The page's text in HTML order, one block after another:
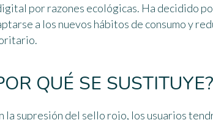
porrazones ecológicas. Ha decidido
a los nuevos hábitos de consumo y
QUÉ SE SUSTITUYE?
la supresión del sello rojo, los usuarios